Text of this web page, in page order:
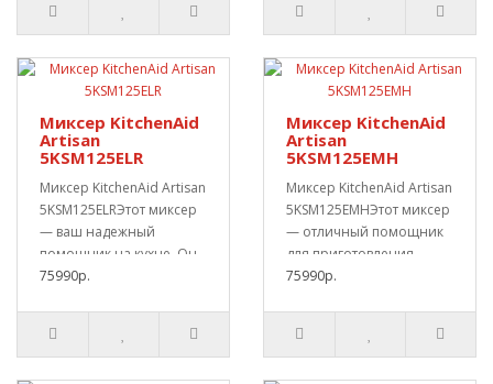
Миксер KitchenAid
Artisan
5KSM125ELR
Миксер KitchenAid Artisan
5KSM125ELRЭтот миксер
— ваш надежный
помощник на кухне. Он
подходит для пр..
75990р.
Миксер KitchenAid
Artisan
5KSM125EMH
Миксер KitchenAid Artisan
5KSM125EMHЭтот миксер
— отличный помощник
для приготовления
разнообразных ..
75990р.